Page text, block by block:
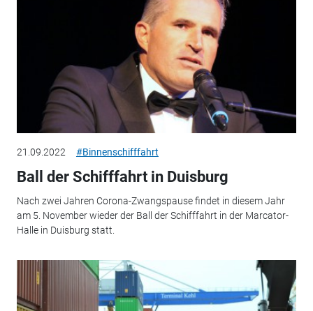
21.09.2022 #Binnenschifffahrt
Ball der Schifffahrt in Duisburg
Nach zwei Jahren Corona-Zwangspause findet in diesem Jahr
am 5. November wieder der Ball der Schifffahrt in der Marcator-
Halle in Duisburg statt.